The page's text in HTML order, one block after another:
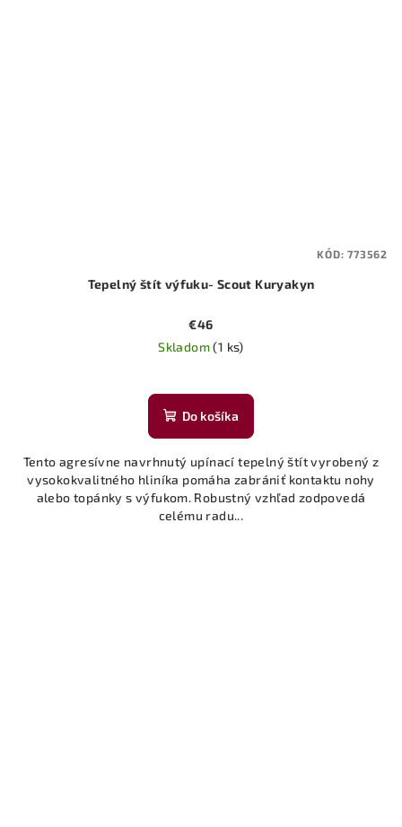
Tepelný štít výfuku- Scout Kuryakyn
€46
Skladom(1 ks)
Do košíka
Tento agresívne navrhnutý upínací tepelný štít vyrobený z
vysokokvalitného hliníka pomáha zabrániť kontaktu nohy
alebo topánky s výfukom. Robustný vzhľad zodpovedá
celému radu...
KÓD:773562